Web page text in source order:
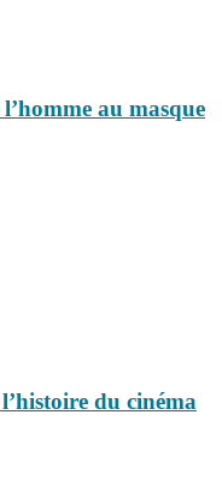
au masque
du cinéma